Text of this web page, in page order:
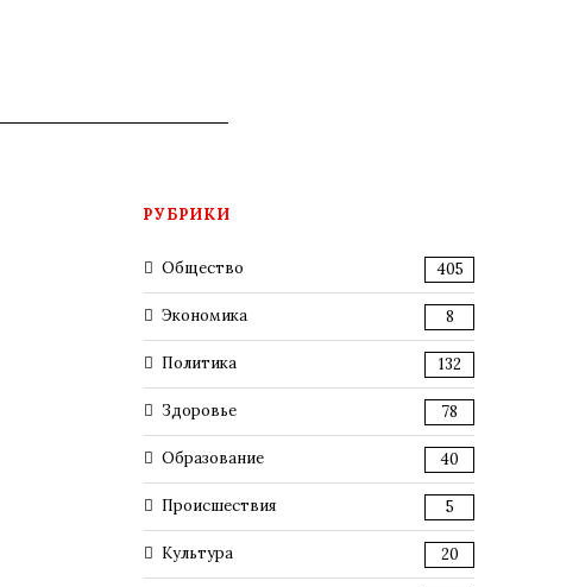
РУБРИКИ
Общество 405
Экономика 8
Политика 132
Здоровье 78
Образование 40
Происшествия 5
Культура 20